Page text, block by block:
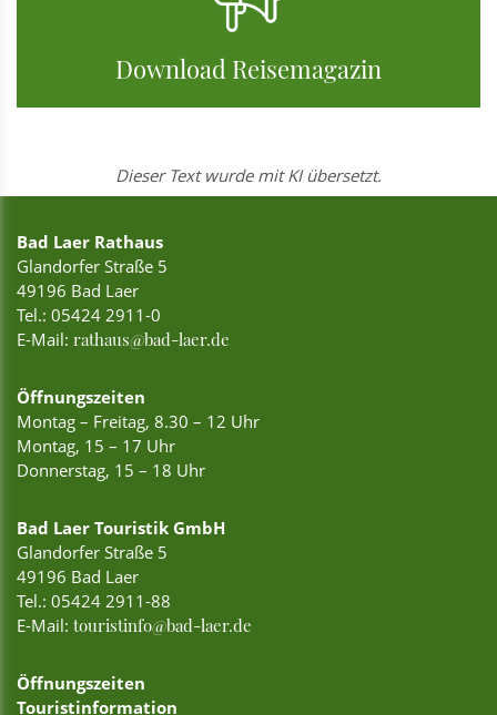
Download Reisemagazin
Dieser Text wurde mit KI übersetzt.
Bad Laer Rathaus
Glandorfer Straße 5
49196 Bad Laer
Tel.: 05424 2911-0
E-Mail: rathaus@bad-laer.de
Öffnungszeiten
Montag – Freitag, 8.30 – 12 Uhr
Montag, 15 – 17 Uhr
Donnerstag, 15 – 18 Uhr
Bad Laer Touristik GmbH
Glandorfer Straße 5
49196 Bad Laer
Tel.: 05424 2911-88
E-Mail: touristinfo@bad-laer.de
Öffnungszeiten
Touristinformation